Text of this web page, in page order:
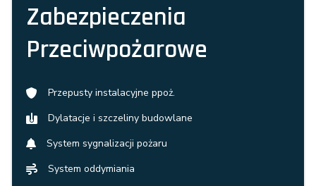
Zabezpieczenia
Przeciwpożarowe
Przepusty instalacyjne ppoż.
Dylatacje i szczeliny budowlane
System sygnalizacji pożaru
System oddymiania